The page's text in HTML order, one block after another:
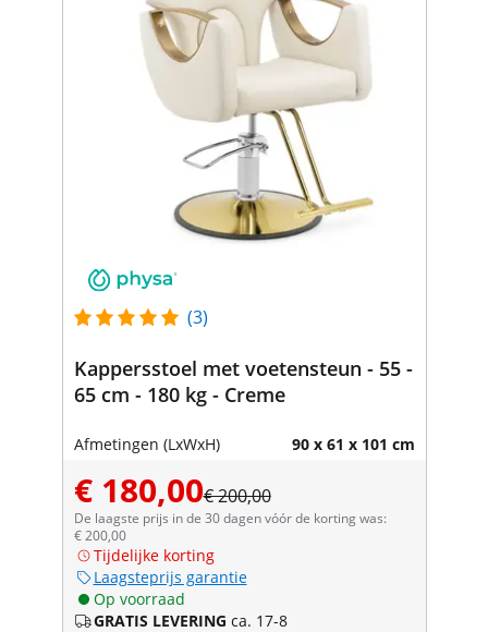
(3)
Kappersstoel met voetensteun - 55 -
65 cm - 180 kg - Creme
Afmetingen (LxWxH) 90 x 61 x 101 cm
€ 180,00€ 200,00
De laagste prijs in de 30 dagen vóór de korting was:
€ 200,00
Tijdelijke korting
Laagsteprijs garantie
Op voorraad
GRATIS LEVERING ca. 17-8